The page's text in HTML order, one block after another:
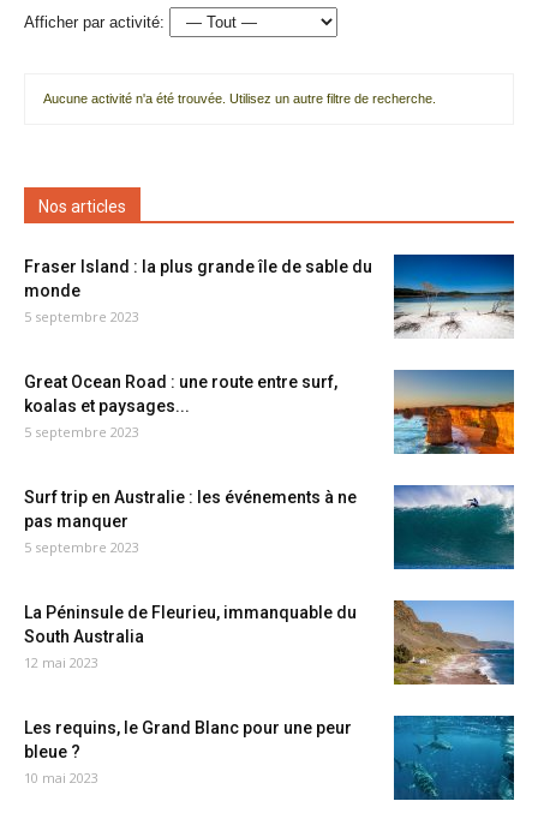
Afficher par activité:
Aucune activité n'a été trouvée. Utilisez un autre filtre de recherche.
Nos articles
Fraser Island : la plus grande île de sable du
monde
5 septembre 2023
Great Ocean Road : une route entre surf,
koalas et paysages...
5 septembre 2023
Surf trip en Australie : les événements à ne
pas manquer
5 septembre 2023
La Péninsule de Fleurieu, immanquable du
South Australia
12 mai 2023
Les requins, le Grand Blanc pour une peur
bleue ?
10 mai 2023